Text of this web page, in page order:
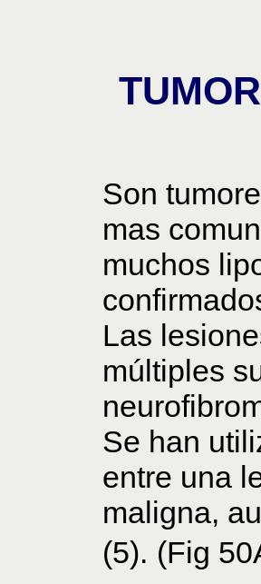
Son
mas
muchos
Las
múltiples
Se han
entre una
maligna,
(5). (Fig